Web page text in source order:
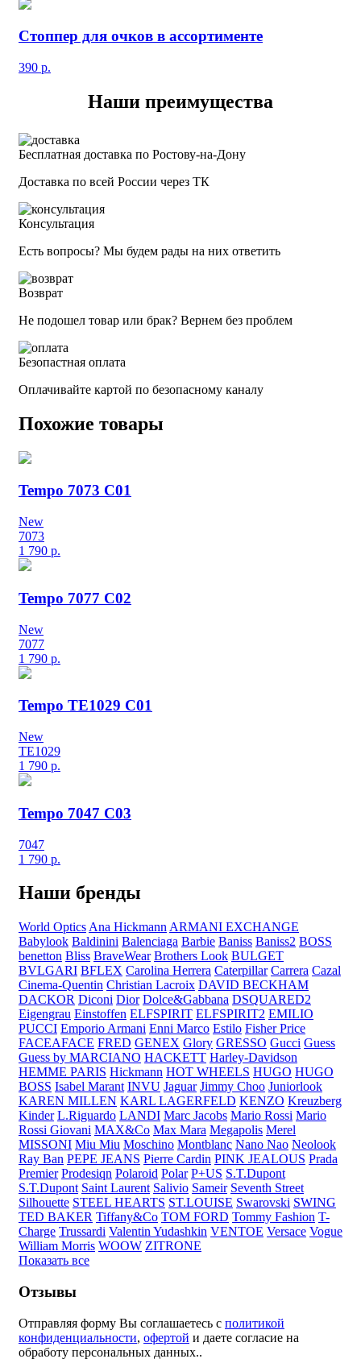
Стоппер для очков в ассортименте
390 р.
Наши преимущества
Бесплатная доставка по Ростову-на-Дону
Доставка по всей России через ТК
Консультация
Есть вопросы? Мы будем рады на них ответить
Возврат
Не подошел товар или брак? Вернем без проблем
Безопастная оплата
Оплачивайте картой по безопасному каналу
Похожие товары
Tempo 7073 C01
New
7073
1 790 р.
Tempo 7077 C02
New
7077
1 790 р.
Tempo TE1029 C01
New
TE1029
1 790 р.
Tempo 7047 C03
7047
1 790 р.
Наши бренды
World Optics Ana Hickmann ARMANI EXCHANGE
Babylook Baldinini Balenciaga Barbie Baniss Baniss2 BOSS
benetton Bliss BraveWear Brothers Look BULGET
BVLGARI BFLEX Carolina Herrera Caterpillar Carrera Cazal
Cinema-Quentin Christian Lacroix DAVID BECKHAM
DACKOR Diconi Dior Dolce&Gabbana DSQUARED2
Eigengrau Einstoffen ELFSPIRIT ELFSPIRIT2 EMILIO
PUCCI Emporio Armani Enni Marco Estilo Fisher Price
FACEAFACE FRED GENEX Glory GRESSO Gucci Guess
Guess by MARCIANO HACKETT Harley-Davidson
HEMME PARIS Hickmann HOT WHEELS HUGO HUGO
BOSS Isabel Marant INVU Jaguar Jimmy Choo Juniorlook
KAREN MILLEN KARL LAGERFELD KENZO Kreuzberg
Kinder L.Riguardo LANDI Marc Jacobs Mario Rossi Mario
Rossi Giovani MAX&Co Max Mara Megapolis Merel
MISSONI Miu Miu Moschino Montblanc Nano Nao Neolook
Ray Ban PEPE JEANS Pierre Cardin PINK JEALOUS Prada
Premier Prodesiqn Polaroid Polar P+US S.T.Dupont
S.T.Dupont Saint Laurent Salivio Sameir Seventh Street
Silhouette STEEL HEARTS ST.LOUISE Swarovski SWING
TED BAKER Tiffany&Co TOM FORD Tommy Fashion T-
Charge Trussardi Valentin Yudashkin VENTOE Versace Vogue
William Morris WOOW ZITRONE
Показать все
Отзывы
Отправляя форму Вы соглашаетесь с политикой
конфиденциальности, офертой и даете согласие на
обработу персональных данных..